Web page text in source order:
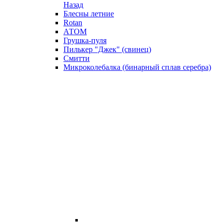
Назад
Блесны летние
Rotan
АТОМ
Грушка-пуля
Пилькер "Джек" (свинец)
Смитти
Микроколебалка (бинарный сплав серебра)